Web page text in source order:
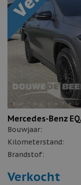
Bouwjaar:
Kilometerstand:
Brandstof:
Verkocht